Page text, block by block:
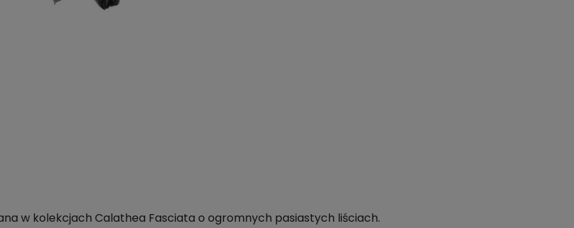
w kolekcjach Calathea Fasciata o ogromnych pasiastych liściach.